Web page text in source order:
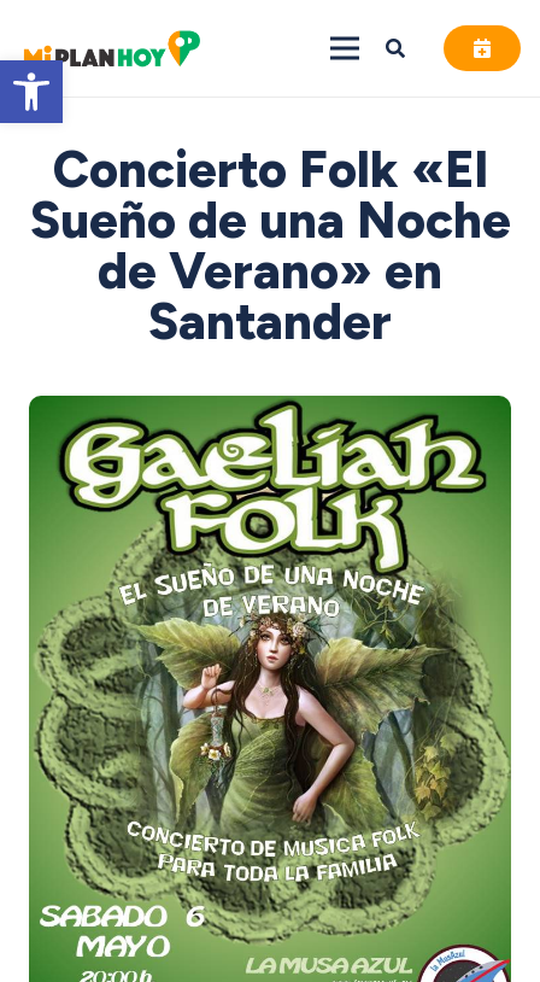
Abrir barra de herramientas
Concierto Folk «El
Sueño de una Noche
de Verano» en
Santander